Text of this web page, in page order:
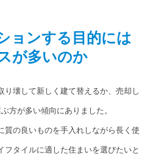
ョンする目的には
が多いのか
り壊して新しく建て替えるか、売却し
方が多い傾向にありました。
質の良いものを手入れしながら長く使
フタイルに適した住まいを選びたいと